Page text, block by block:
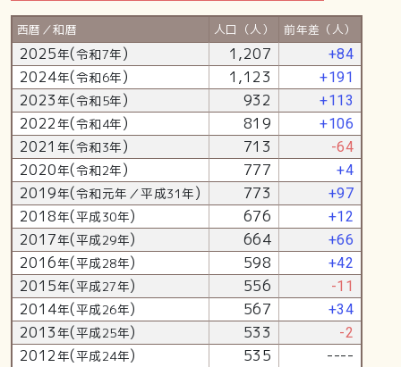
西暦／和暦 人口（人） 前年差（人）
2025年(令和7年) 1,207 +84
2024年(令和6年) 1,123 +191
2023年(令和5年) 932 +113
2022年(令和4年) 819 +106
2021 年(令和3年) 713 -64
2020年(令和2年) 777 +4
2019年(令和元年／平成31年) 773 +97
2018年(平成30年) 676 +12
2017年(平成29年) 664 +66
2016年(平成28年) 598 +42
2015年(平成27年) 556 -11
2014年(平成26年) 567 +34
2013年(平成25年) 533 -2
2012年(平成24年) 535 ----